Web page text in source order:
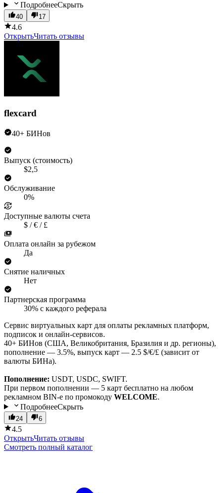
ПодробнееСкрыть
40 17
4.6
ОткрытьЧитать отзывы
flexcard
40+ БИНов
Выпуск (стоимость)
$2,5
Обслуживание
0%
Доступные валюты счета
$ / € / £
Оплата онлайн за рубежом
Да
Снятие наличных
Нет
Партнерская программа
30% с каждого реферала
Сервис виртуальных карт для оплаты рекламных платформ,
подписок и онлайн-сервисов.
40+ БИНов (США, Великобритания, Бразилия и др. регионы),
пополнение — 3.5%, выпуск карт — 2.5 $/€/£ (зависит от
валюты БИНа).
Пополнение: USDT, USDC, SWIFT.
При первом пополнении — 5 карт бесплатно на любом
рекламном BIN-е по промокоду WELCOME.
ПодробнееСкрыть
24 6
4.5
ОткрытьЧитать отзывы
Смотреть полный каталог